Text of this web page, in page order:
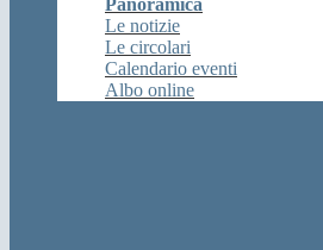
Panoramica
Le notizie
Le circolari
Calendario eventi
Albo online